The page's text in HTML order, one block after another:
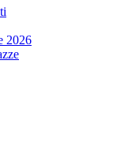
2026